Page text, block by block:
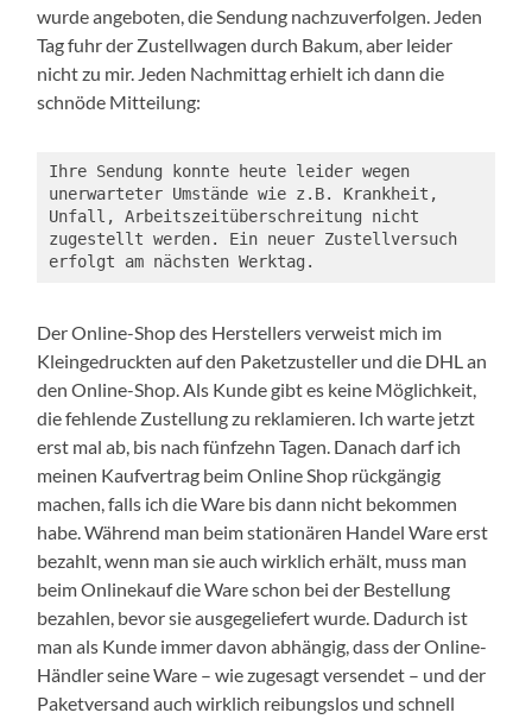
wurde angeboten, die Sendung nachzuverfolgen. Jeden
Tag fuhr der Zustellwagen durch Bakum, aber leider
nicht zu mir. Jeden Nachmittag erhielt ich dann die
schnöde Mitteilung:
Ihre Sendung konnte heute leider wegen
unerwarteter Umstände wie z.B. Krankheit,
Unfall, Arbeitszeitüberschreitung nicht
zugestellt werden. Ein neuer Zustellversuch
erfolgt am nächsten Werktag.
Der Online-Shop des Herstellers verweist mich im
Kleingedruckten auf den Paketzusteller und die DHL an
den Online-Shop. Als Kunde gibt es keine Möglichkeit,
die fehlende Zustellung zu reklamieren. Ich warte jetzt
erst mal ab, bis nach fünfzehn Tagen. Danach darf ich
meinen Kaufvertrag beim Online Shop rückgängig
machen, falls ich die Ware bis dann nicht bekommen
habe. Während man beim stationären Handel Ware erst
bezahlt, wenn man sie auch wirklich erhält, muss man
beim Onlinekauf die Ware schon bei der Bestellung
bezahlen, bevor sie ausgegeliefert wurde. Dadurch ist
man als Kunde immer davon abhängig, dass der Online-
Händler seine Ware – wie zugesagt versendet – und der
Paketversand auch wirklich reibungslos und schnell